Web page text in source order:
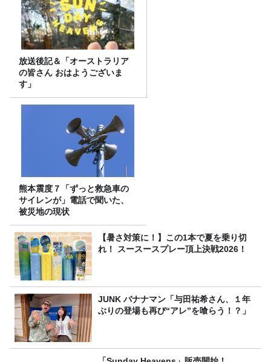
放送後記＆「オーストラリア
の皆さん おはようございま
す」
熊本震度７「ずっと救急車の
サイレンが」電話で聞いた、
被災地の現状
【暑さ対策に！】この1本で夏を乗り切
れ！ スースースプレー頂上決戦2026！
JUNK バナナマン「与田祐希さん、１年
ぶりの登場も再び“アレ”を喰らう！？」